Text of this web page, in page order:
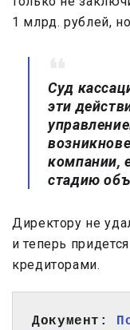
1 млрд. рублей,
Суд
эти
компании,
стадию
Директору не
и теперь
кредиторами.
Документ: